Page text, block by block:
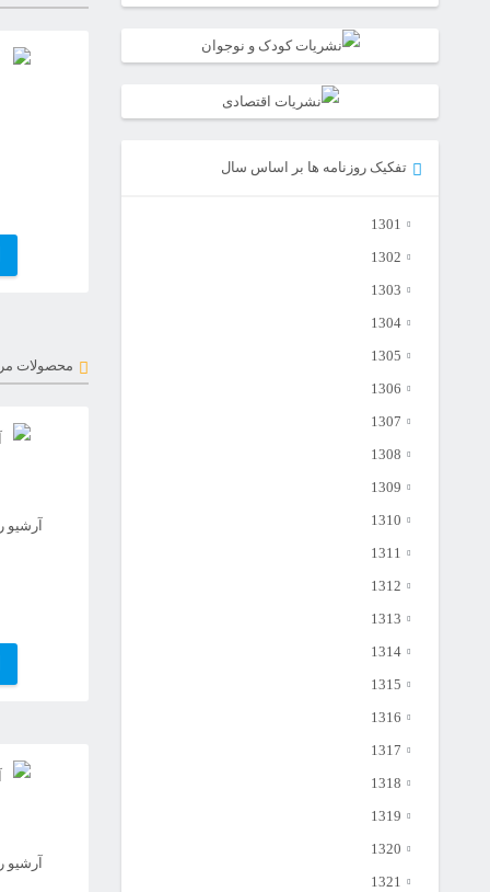
محصولات
آرشیو
آرشیو
تفکیک روزنامه ها بر اساس سال
1301
1302
1303
1304
1305
1306
1307
1308
1309
1310
1311
1312
1313
1314
1315
1316
1317
1318
1319
1320
1321